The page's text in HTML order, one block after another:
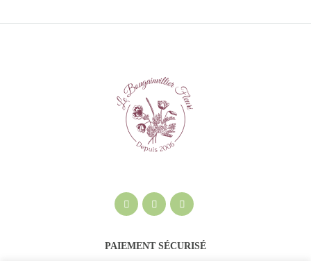
PAIEMENT SÉCURISÉ